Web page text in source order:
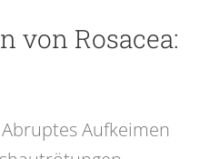
von Rosacea:
Aufkeimen